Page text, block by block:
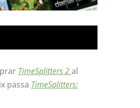
TimeSplitters 2al
passa TimeSplitters: